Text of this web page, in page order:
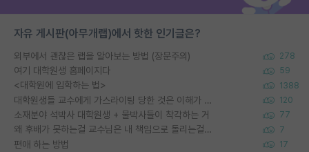
자유 게시판(아무개랩)에서 핫한 인기글은?
외부에서 괜찮은 랩을 알아보는 방법 (장문주의) 278
여기 대학원생 홈페이지다 59
<대학원에 입학하는 법> 1388
대학원생들 교수에게 가스라이팅 당한 것은 이해가 갑니다. 안타깝네요. 120
소재분야 석박사 대학원생 + 물박사들이 착각하는 거 77
왜 후배가 못하는걸 교수님은 내 책임으로 돌리는걸까요? 7
편애 하는 방법 17